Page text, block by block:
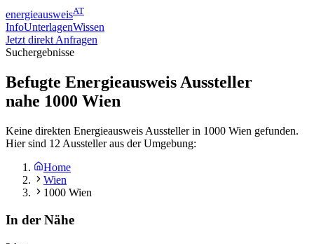
energieausweisAT
InfoUnterlagenWissen
Jetzt direkt Anfragen
Suchergebnisse
Befugte Energieausweis Aussteller
nahe 1000 Wien
Keine direkten Energieausweis Aussteller in 1000 Wien gefunden.
Hier sind 12 Aussteller aus der Umgebung:
Home
Wien
1000 Wien
In der Nähe